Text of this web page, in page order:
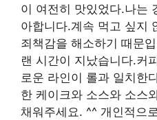
이 여전히 맛있었다.나는
아합니다.계속 먹고 싶지
죄책감을 해소하기 때문
랜 시간이 지났습니다.커
로운 라인이 롤과 일치한
한 케이크와 소스와 소스
채워주세요. ^^ 개인적으